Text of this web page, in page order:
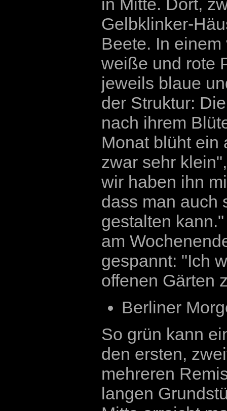
in Mitte. Dort,
Gelbklinker-
Beete. In
weiße und rote
jeweils blaue
der Struktur:
nach ihrem
Monat blüht ein
zwar sehr
wir haben ihn
dass man auch
gestalten
am
gespannt: "Ich
offenen Gärten
Berliner
So grün kann
den ersten,
mehreren
langen